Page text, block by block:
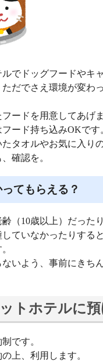
でドッグフードやキ
だでさえ環境が変わ
ードを用意してあげ
ード持ち込みOKです
タオルやお気に入り
確認を。
てもらえる？
（10歳以上）だった
ていなかったりする
いよう、事前にきち
トホテルに預
です。
上、利用します。